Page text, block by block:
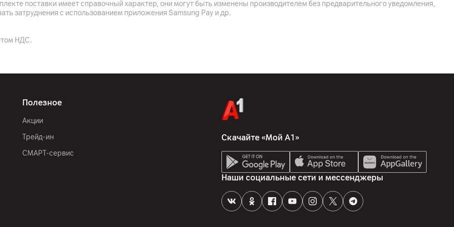
Белый
поставки имеет справочный характер, они могут быть изменены производителем без предварительного уведомления,
затруднения с использованием приложения Samsung Pay и др.
НДС.
Полезное
Акции
Трейд-ин
СМАРТ-сервис
Скачайте «Мой А1»
Наши социальные сети и мессенджеры